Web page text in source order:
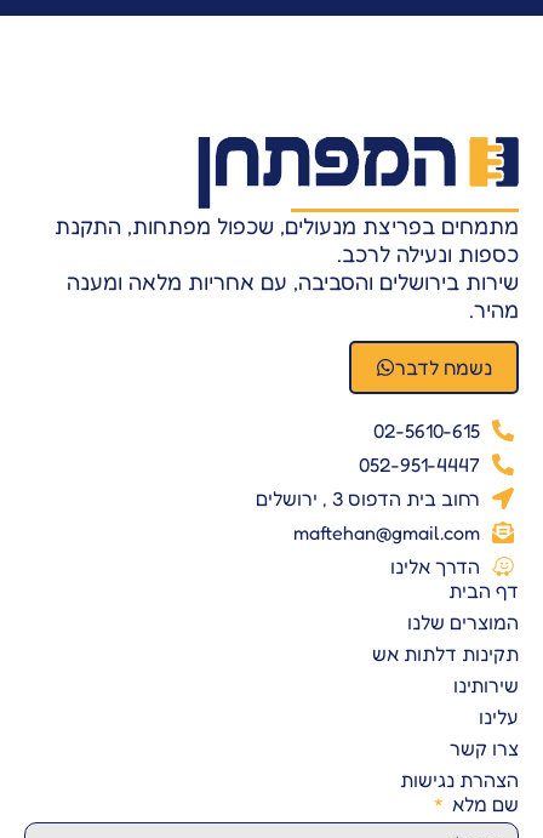
בפריצת מנעולים, שכפול מפתחות, התקנת
ונעילה לרכב.
בירושלים והסביבה, עם אחריות מלאה ומענה
לדבר
02-5610-615
052-951-4447
רחוב בית הדפוס 3 , ירושלים
maftehan@gmail.com
הדרך אלינו
שלנו
דלתות אש
נגישות